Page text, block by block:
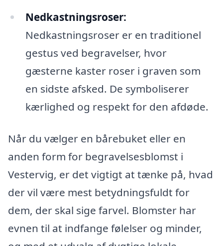
Nedkastningsroser:
Nedkastningsroser er en traditionel
gestus ved begravelser, hvor
gæsterne kaster roser i graven som
en sidste afsked. De symboliserer
kærlighed og respekt for den afdøde.
Når du vælger en bårebuket eller en
anden form for begravelsesblomst i
Vestervig, er det vigtigt at tænke på, hvad
der vil være mest betydningsfuldt for
dem, der skal sige farvel. Blomster har
evnen til at indfange følelser og minder,